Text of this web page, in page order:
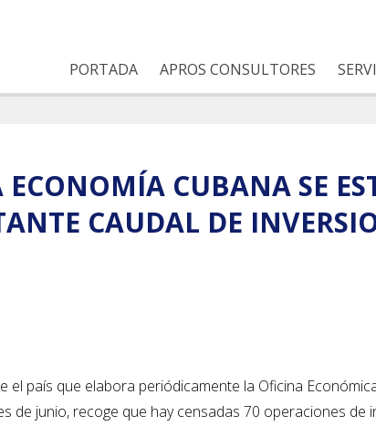
PORTADA APROS CONSULTORES
ECONOMÍA CUBANA SE
CAUDAL DE
país que elabora periódicamente la Oficina
de junio, recoge que hay censadas 70 operaciones de